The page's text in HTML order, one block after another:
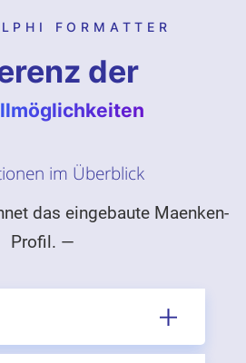
FORMATTER
der
im Überblick
das eingebaute Maenken-
Profil. —